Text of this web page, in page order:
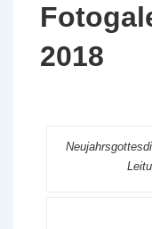
2018